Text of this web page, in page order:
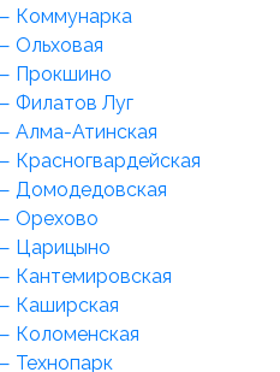
Коммунарка
Ольховая
Прокшино
Филатов Луг
Алма-Атинская
Красногвардейская
Домодедовская
Орехово
Царицыно
Кантемировская
Каширская
Коломенская
Технопарк